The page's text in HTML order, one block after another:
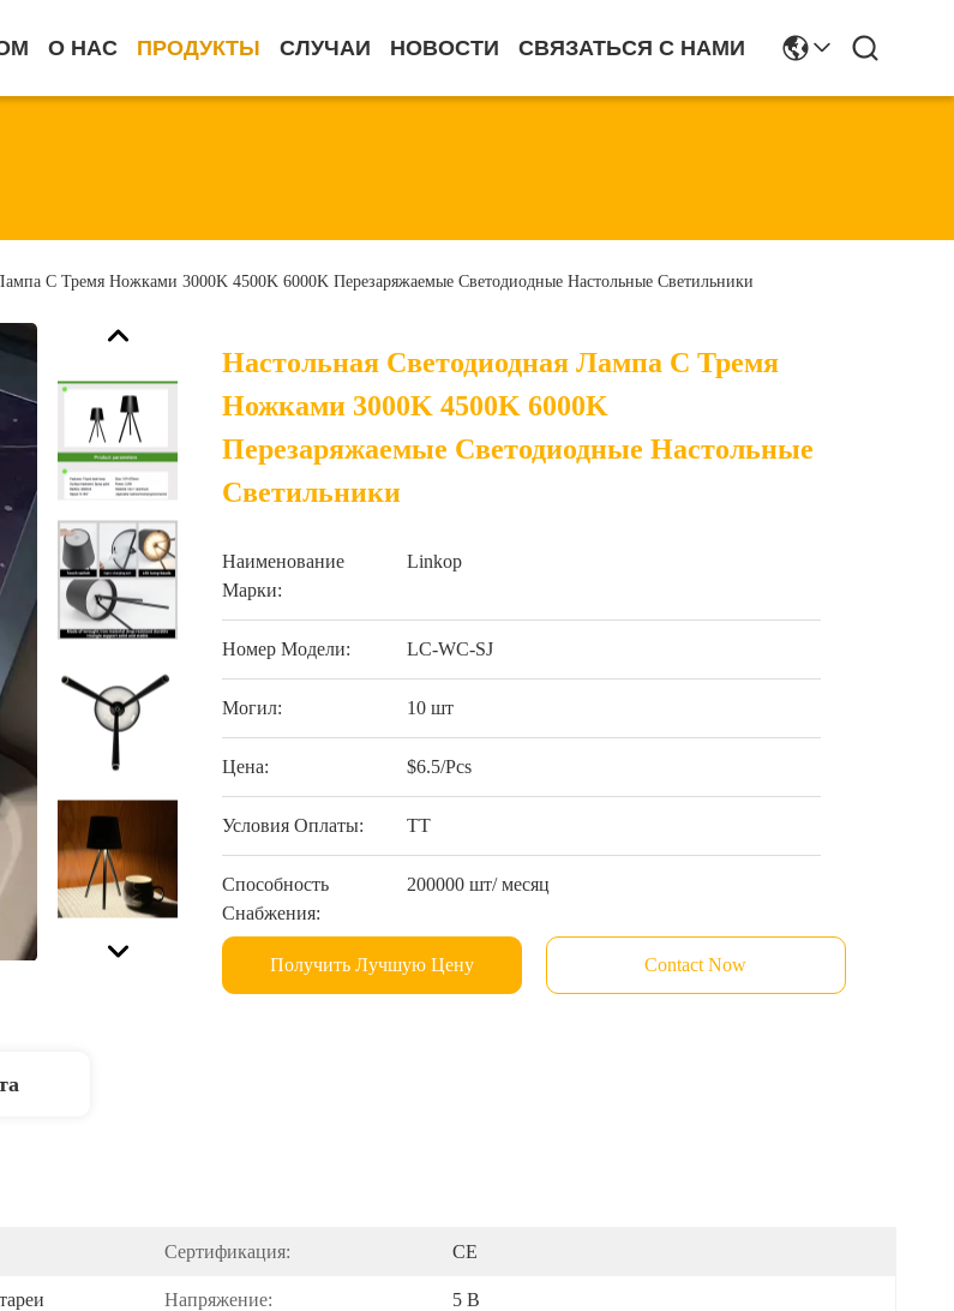
О НАС ПРОДУКТЫ СЛУЧАИ НОВОСТИ СВЯЗАТЬСЯ С НАМИ
С Тремя Ножками 3000K 4500K 6000K Перезаряжаемые Светодиодные Настольные Светильники
Настольная Светодиодная Лампа С Тремя
Ножками 3000K 4500K 6000K
Перезаряжаемые Светодиодные Настольные
Светильники
Наименование
Марки:
Linkop
Номер Модели: LC-WC-SJ
Могил: 10 шт
Цена: $6.5/Pcs
Условия Оплаты: ТТ
Способность
Снабжения:
200000 шт/ месяц
Получить Лучшую Цену Contact Now
Сертификация: CE
Напряжение: 5 В